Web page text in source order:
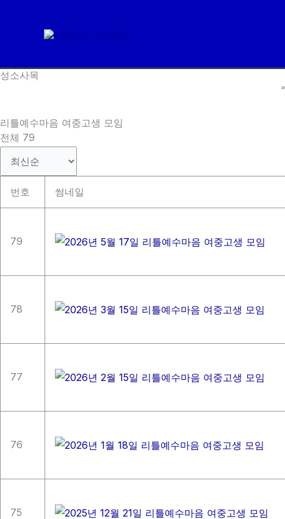
건
기
성소사목
리틀예수마음 여중고생 모임
전체 79
번호 썸네일
79
78
77
76
75